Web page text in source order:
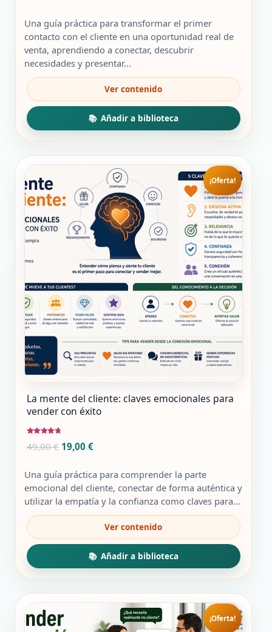
original
era:
49,00 €.
actual
es:
19,00 €.
Una guía práctica para transformar el primer
contacto con el cliente en una oportunidad real de
venta, aprendiendo a conectar, descubrir
necesidades y presentar...
¡Oferta!
La mente del cliente: claves emocionales para
vender con éxito
con
4.50
49,00€ El
original
era:
49,00 €.
19,00 €El
actual
es:
19,00 €.
Una guía práctica para comprender la parte
emocional del cliente, conectar de forma auténtica y
utilizar la empatía y la confianza como claves para...
¡Oferta!